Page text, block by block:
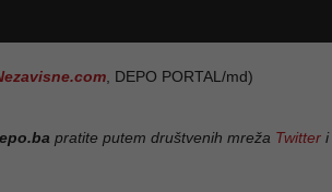
, DEPO PORTAL/md)
pratite putem društvenih mreža Twitter i